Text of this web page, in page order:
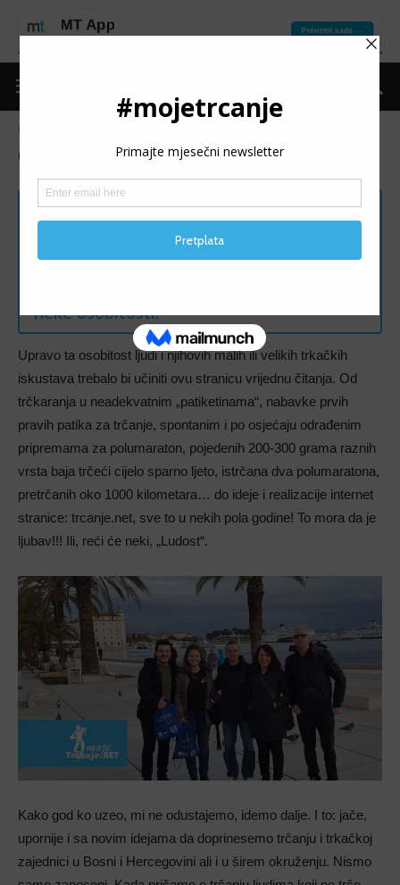
O nama
Radi li se o još jednoj u nizu stranica koje
promoviraju zdrav život, aktivnosti na
otvorenom i probijanju vlastitih barijera.
neke osobitosti.
Upravo ta osobitost ljudi i njihovih malih ili velikih trkačkih
iskustava trebalo bi učiniti ovu stranicu vrijednu čitanja. Od
trčkaranja u neadekvatnim „patiketinama“, nabavke prvih
pravih patika za trčanje, spontanim i po osjećaju odrađenim
pripremama za polumaraton, pojedenih 200-300 grama raznih
vrsta baja trčeći cijelo sparno ljeto, istrčana dva polumaratona,
pretrčanih oko 1000 kilometara… do ideje i realizacije internet
stranice: trcanje.net, sve to u nekih pola godine! To mora da je
ljubav!!! Ili, reći će neki, „Ludost“.
Kako god ko uzeo, mi ne odustajemo, idemo dalje. I to: jače,
upornije i sa novim idejama da doprinesemo trčanju i trkačkoj
zajednici u Bosni i Hercegovini ali i u širem okruženju. Nismo